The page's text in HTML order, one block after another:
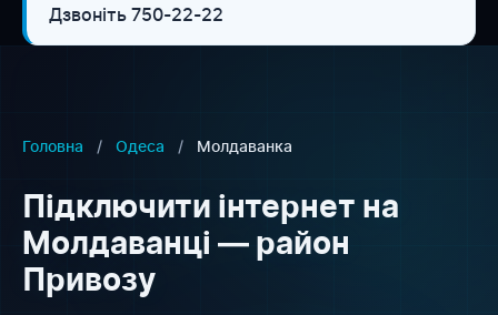
Дзвоніть 750-22-22
Головна / Одеса / Молдаванка
Підключити інтернет на
Молдаванці — район
Привозу